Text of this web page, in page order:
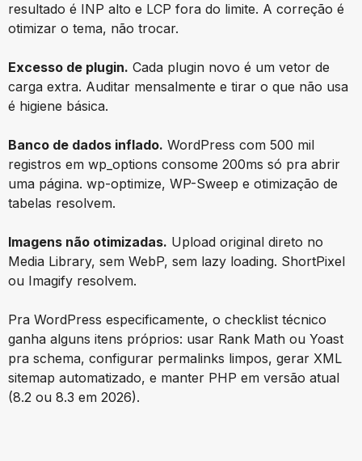
resultado é INP alto e LCP fora do limite. A correção é
otimizar o tema, não trocar.
Excesso de plugin. Cada plugin novo é um vetor de
carga extra. Auditar mensalmente e tirar o que não usa
é higiene básica.
Banco de dados inflado. WordPress com 500 mil
registros em wp_options consome 200ms só pra abrir
uma página. wp-optimize, WP-Sweep e otimização de
tabelas resolvem.
Imagens não otimizadas. Upload original direto no
Media Library, sem WebP, sem lazy loading. ShortPixel
ou Imagify resolvem.
Pra WordPress especificamente, o checklist técnico
ganha alguns itens próprios: usar Rank Math ou Yoast
pra schema, configurar permalinks limpos, gerar XML
sitemap automatizado, e manter PHP em versão atual
(8.2 ou 8.3 em 2026).